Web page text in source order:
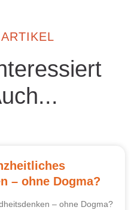
– ohne Dogma?
– ohne Dogma?